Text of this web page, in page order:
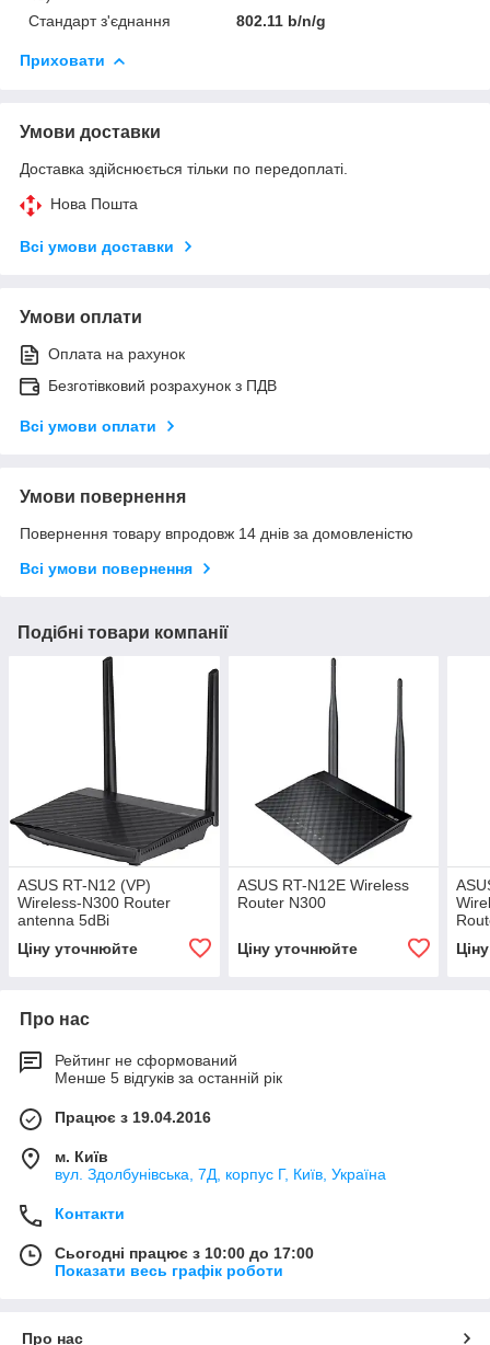
Стандарт з'єднання 802.11 b/n/g
Приховати
Умови доставки
Доставка здійснюється тільки по передоплаті.
Нова Пошта
Всі умови доставки
Умови оплати
Оплата на рахунок
Безготівковий розрахунок з ПДВ
Всі умови оплати
Умови повернення
Повернення товару впродовж 14 днів за домовленістю
Всі умови повернення
Подібні товари компанії
ASUS RT-N12 (VP)
Wireless-N300 Router
antenna 5dBi
Ціну уточнюйте
ASUS RT-N12E Wireless
Router N300
Ціну уточнюйте
Про нас
Рейтинг не сформований
Менше 5 відгуків за останній рік
Працює з 19.04.2016
м. Київ
вул. Здолбунівська, 7Д, корпус Г, Київ, Україна
Контакти
Сьогодні працює з 10:00 до 17:00
Показати весь графік роботи
Про нас